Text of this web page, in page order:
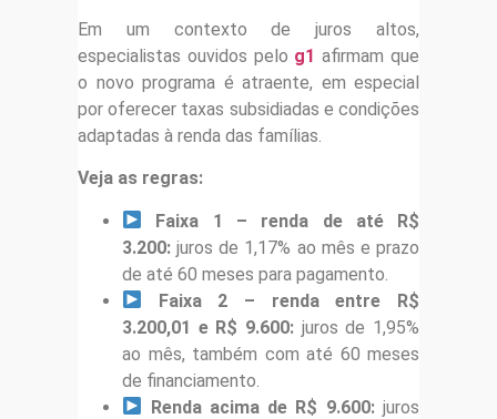
Em um contexto de juros altos,
especialistas ouvidos pelo g1 afirmam que
o novo programa é atraente, em especial
por oferecer taxas subsidiadas e condições
adaptadas à renda das famílias.
Veja as regras:
Faixa 1 – renda de até R$
3.200: juros de 1,17% ao mês e prazo
de até 60 meses para pagamento.
Faixa 2 – renda entre R$
3.200,01 e R$ 9.600: juros de 1,95%
ao mês, também com até 60 meses
de financiamento.
Renda acima de R$ 9.600: juros